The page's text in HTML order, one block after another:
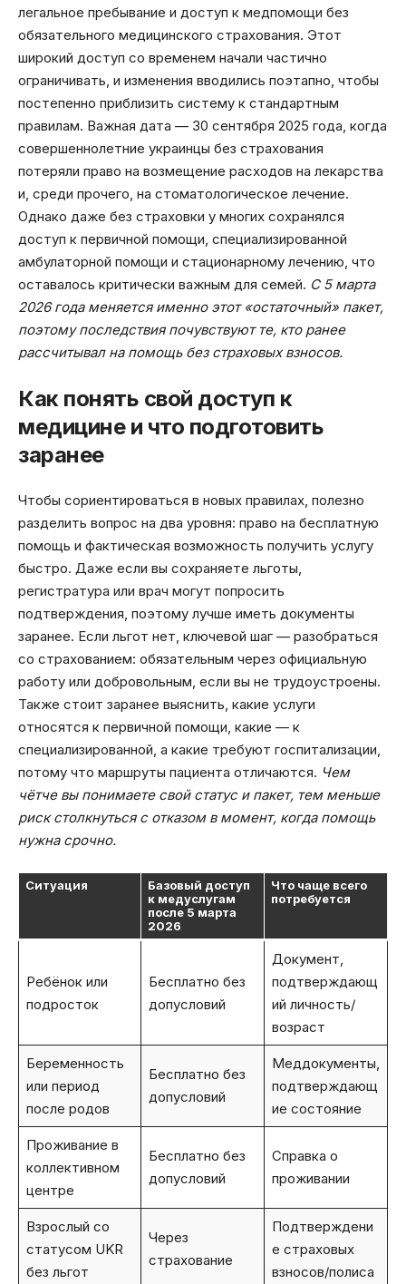
легальное пребывание и доступ к медпомощи без
обязательного медицинского страхования. Этот
широкий доступ со временем начали частично
ограничивать, и изменения вводились поэтапно, чтобы
постепенно приблизить систему к стандартным
правилам. Важная дата — 30 сентября 2025 года, когда
совершеннолетние украинцы без страхования
потеряли право на возмещение расходов на лекарства
и, среди прочего, на стоматологическое лечение.
Однако даже без страховки у многих сохранялся
доступ к первичной помощи, специализированной
амбулаторной помощи и стационарному лечению, что
оставалось критически важным для семей. С 5 марта
2026 года меняется именно этот «остаточный» пакет,
поэтому последствия почувствуют те, кто ранее
рассчитывал на помощь без страховых взносов.
Как понять свой доступ к
медицине и что подготовить
заранее
Чтобы сориентироваться в новых правилах, полезно
разделить вопрос на два уровня: право на бесплатную
помощь и фактическая возможность получить услугу
быстро. Даже если вы сохраняете льготы,
регистратура или врач могут попросить
подтверждения, поэтому лучше иметь документы
заранее. Если льгот нет, ключевой шаг — разобраться
со страхованием: обязательным через официальную
работу или добровольным, если вы не трудоустроены.
Также стоит заранее выяснить, какие услуги
относятся к первичной помощи, какие — к
специализированной, а какие требуют госпитализации,
потому что маршруты пациента отличаются. Чем
чётче вы понимаете свой статус и пакет, тем меньше
риск столкнуться с отказом в момент, когда помощь
нужна срочно.
Ситуация
Базовый доступ
к медуслугам
после 5 марта
2026
Что чаще всего
потребуется
Ребёнок или
подросток
Бесплатно без
допусловий
Документ,
подтверждающ
ий личность/
возраст
Беременность
или период
после родов
Бесплатно без
допусловий
Меддокументы,
подтверждающ
ие состояние
Проживание в
коллективном
центре
Бесплатно без
допусловий
Справка о
проживании
Взрослый со
статусом UKR
без льгот
Через
страхование
Подтверждени
е страховых
взносов/полиса